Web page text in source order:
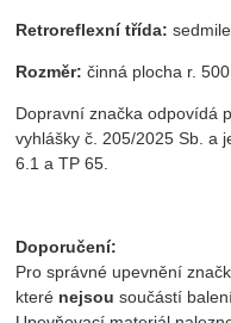
Retroreflexní třída:
Rozměr: činná plocha r.
Dopravní značka odpovídá
vyhlášky č. 205/2025 Sb. a
6.1 a TP 65.
Doporučení:
Pro správné upevnění
které nejsou součástí